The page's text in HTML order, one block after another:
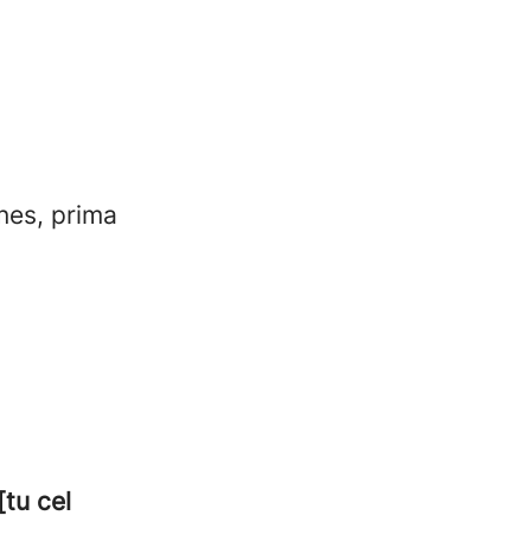
prima
[tu cel